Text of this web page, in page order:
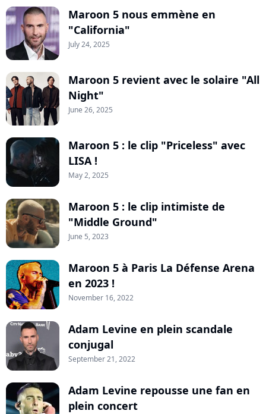
Maroon 5 nous emmène en
"California"
July 24, 2025
Maroon 5 revient avec le solaire "All
Night"
June 26, 2025
Maroon 5 : le clip "Priceless" avec
LISA !
May 2, 2025
Maroon 5 : le clip intimiste de
"Middle Ground"
June 5, 2023
Maroon 5 à Paris La Défense Arena
en 2023 !
November 16, 2022
Adam Levine en plein scandale
conjugal
September 21, 2022
Adam Levine repousse une fan en
plein concert